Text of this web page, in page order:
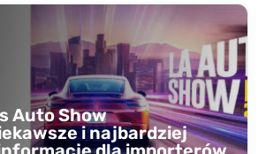
Auto Show
i najbardziej